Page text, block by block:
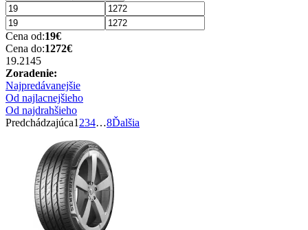
Cena od:19€
Cena do:1272€
19.2145
Zoradenie:
Najpredávanejšie
Od najlacnejšieho
Od najdrahšieho
Predchádzajúca1 234…8Ďalšia